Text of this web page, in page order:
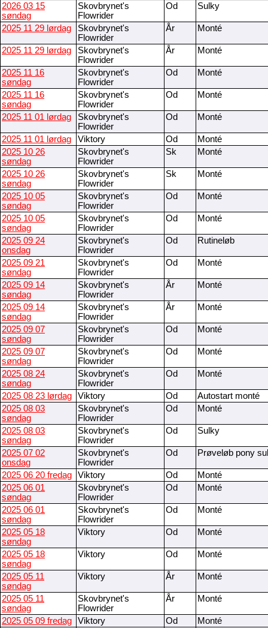
2026 03 15
søndag
Skovbrynet's
Flowrider
Od Sulky
2025 11 29 lørdag
Skovbrynet's
Flowrider
År Monté
2025 11 29 lørdag
Skovbrynet's
Flowrider
År Monté
2025 11 16
søndag
Skovbrynet's
Flowrider
Od Monté
2025 11 16
søndag
Skovbrynet's
Flowrider
Od Monté
2025 11 01 lørdag
Skovbrynet's
Flowrider
Od Monté
2025 11 01 lørdag Viktory Od
Monté
2025 10 26
søndag
Skovbrynet's
Flowrider
Sk Monté
2025 10 26
søndag
Skovbrynet's
Flowrider
Sk Monté
2025 10 05
søndag
Skovbrynet's
Flowrider
Od Monté
2025 10 05
søndag
Skovbrynet's
Flowrider
Od Monté
2025 09 24
onsdag
Skovbrynet's
Flowrider
Od Rutineløb
2025 09 21
søndag
Skovbrynet's
Flowrider
Od Monté
2025 09 14
søndag
Skovbrynet's
Flowrider
År Monté
2025 09 14
søndag
Skovbrynet's
Flowrider
År Monté
2025 09 07
søndag
Skovbrynet's
Flowrider
Od Monté
2025 09 07
søndag
Skovbrynet's
Flowrider
Od Monté
2025 08 24
søndag
Skovbrynet's
Flowrider
Od Monté
2025 08 23 lørdag Viktory Od
Autostart monté
2025 08 03
søndag
Skovbrynet's
Flowrider
Od Monté
2025 08 03
søndag
Skovbrynet's
Flowrider
Od Sulky
2025 07 02
onsdag
Skovbrynet's
Flowrider
Od Prøveløb pony
2025 06 20 fredag Viktory Od
Monté
2025 06 01
søndag
Skovbrynet's
Flowrider
Od Monté
2025 06 01
søndag
Skovbrynet's
Flowrider
Od Monté
2025 05 18
søndag
Viktory Od Monté
2025 05 18
søndag
Viktory Od Monté
2025 05 11
søndag
Viktory År Monté
2025 05 11
søndag
Skovbrynet's
Flowrider
År Monté
2025 05 09 fredag Viktory Od
Monté